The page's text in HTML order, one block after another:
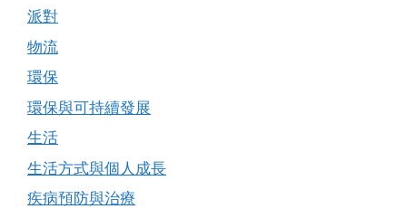
派對
物流
環保
環保與可持續發展
生活
生活方式與個人成長
疾病預防與治療